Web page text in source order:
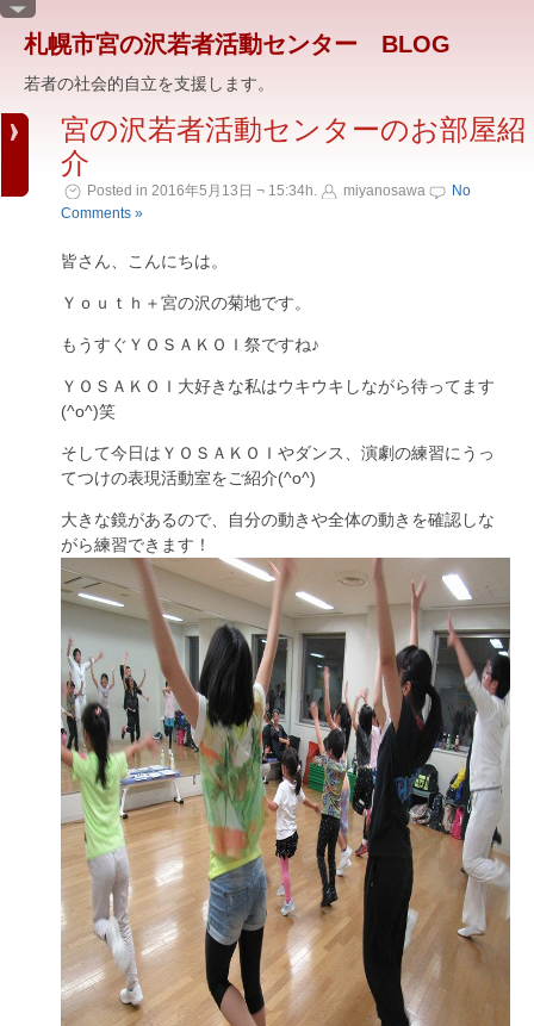
札幌市宮の沢若者活動センター BLOG
若者の社会的自立を支援します。
宮の沢若者活動センターのお部屋紹
介
Posted in 2016年5月13日 ¬ 15:34h. miyanosawa
No
Comments »
皆さん、こんにちは。
Ｙｏｕｔｈ＋宮の沢の菊地です。
もうすぐＹＯＳＡＫＯＩ祭ですね♪
ＹＯＳＡＫＯＩ大好きな私はウキウキしながら待ってます
(^o^)笑
そして今日はＹＯＳＡＫＯＩやダンス、演劇の練習にうっ
てつけの表現活動室をご紹介(^o^)
大きな鏡があるので、自分の動きや全体の動きを確認しな
がら練習できます！